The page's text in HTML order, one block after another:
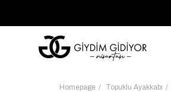
Homepage Topuklu Ayakkabı